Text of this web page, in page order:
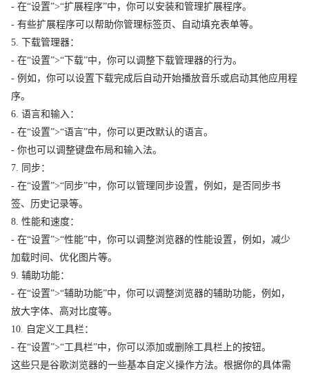
- 在“设置”>“扩展程序”中，你可以安装和管理扩展程序。
- 有些扩展程序可以帮助你管理标签页、自动填充表单等。
5. 下载管理器：
- 在“设置”>“下载”中，你可以调整下载管理器的行为。
- 例如，你可以设置下载完成后自动开始播放音乐或启动其他应用程
序。
6. 语言和输入：
- 在“设置”>“语言”中，你可以更改默认的语言。
- 你也可以调整键盘布局和输入法。
7. 同步：
- 在“设置”>“同步”中，你可以管理同步设置，例如，是否同步书
签、历史记录等。
8. 性能和速度：
- 在“设置”>“性能”中，你可以调整浏览器的性能设置，例如，减少
加载时间、优化图片等。
9. 辅助功能：
- 在“设置”>“辅助功能”中，你可以调整浏览器的辅助功能，例如，
放大字体、高对比度等。
10. 自定义工具栏：
- 在“设置”>“工具栏”中，你可以添加或删除工具栏上的按钮。
这些只是谷歌浏览器的一些基本自定义操作方法。根据你的具体需